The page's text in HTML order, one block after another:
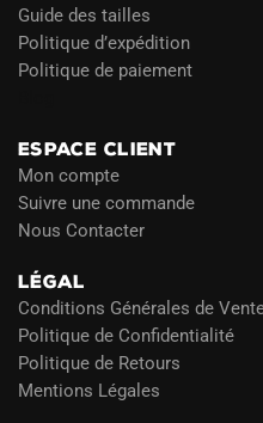
Guide des tailles
Politique d’expédition
Politique de paiement
ESPACE CLIENT
Mon compte
Suivre une commande
Nous Contacter
LÉGAL
Conditions Générales de
Politique de Confidentialité
Politique de Retours
Mentions Légales